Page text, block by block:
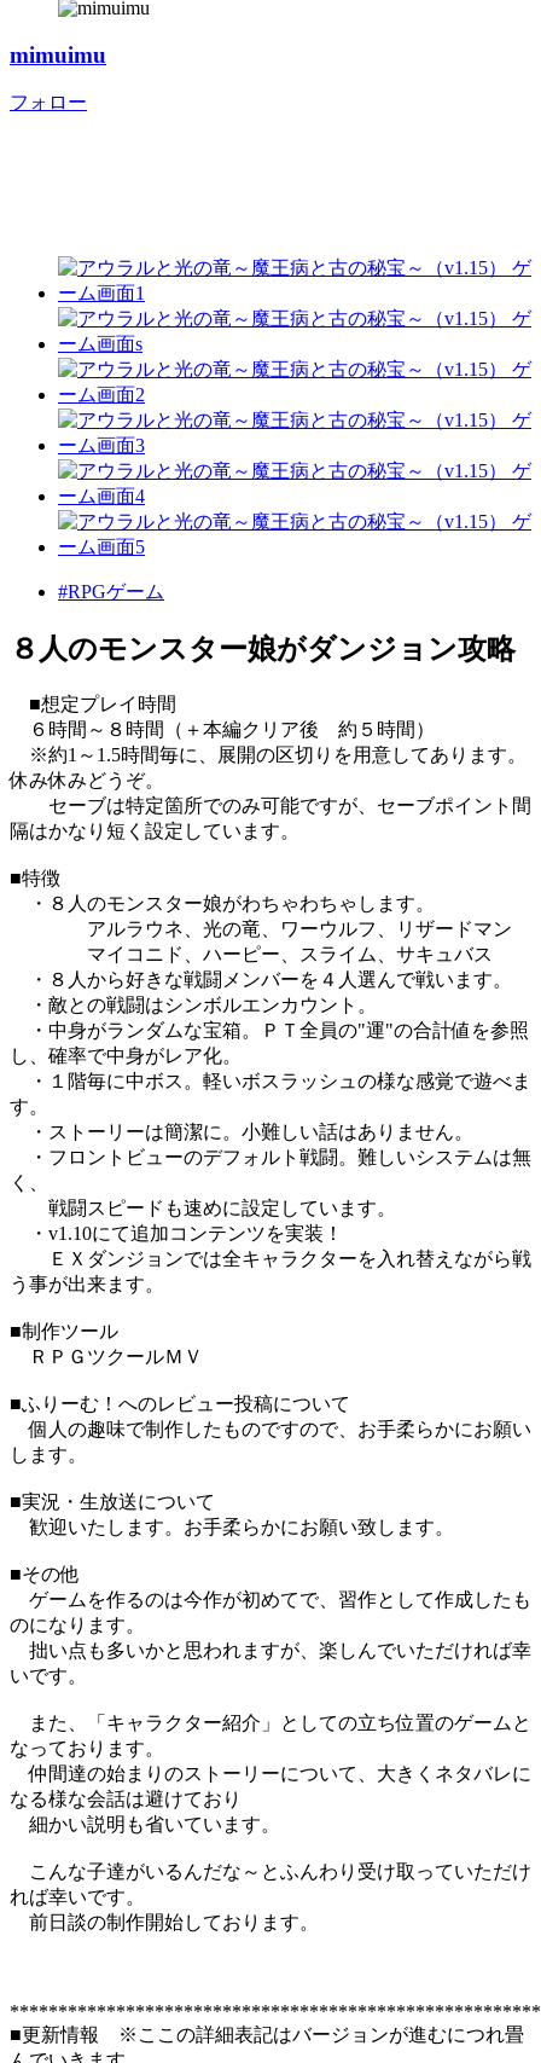
mimuimu
フォロー
#RPGゲーム
８人のモンスター娘がダンジョン攻略
■想定プレイ時間
６時間～８時間（＋本編クリア後 約５時間）
※約1～1.5時間毎に、展開の区切りを用意してあります。
休み休みどうぞ。
セーブは特定箇所でのみ可能ですが、セーブポイント間
隔はかなり短く設定しています。
■特徴
・８人のモンスター娘がわちゃわちゃします。
アルラウネ、光の竜、ワーウルフ、リザードマン
マイコニド、ハーピー、スライム、サキュバス
・８人から好きな戦闘メンバーを４人選んで戦います。
・敵との戦闘はシンボルエンカウント。
・中身がランダムな宝箱。ＰＴ全員の"運"の合計値を参照
し、確率で中身がレア化。
・１階毎に中ボス。軽いボスラッシュの様な感覚で遊べま
す。
・ストーリーは簡潔に。小難しい話はありません。
・フロントビューのデフォルト戦闘。難しいシステムは無
く、
戦闘スピードも速めに設定しています。
・v1.10にて追加コンテンツを実装！
ＥＸダンジョンでは全キャラクターを入れ替えながら戦
う事が出来ます。
■制作ツール
ＲＰＧツクールＭＶ
■ふりーむ！へのレビュー投稿について
個人の趣味で制作したものですので、お手柔らかにお願い
します。
■実況・生放送について
歓迎いたします。お手柔らかにお願い致します。
■その他
ゲームを作るのは今作が初めてで、習作として作成したも
のになります。
拙い点も多いかと思われますが、楽しんでいただければ幸
いです。
また、「キャラクター紹介」としての立ち位置のゲームと
なっております。
仲間達の始まりのストーリーについて、大きくネタバレに
なる様な会話は避けており
細かい説明も省いています。
こんな子達がいるんだな～とふんわり受け取っていただけ
れば幸いです。
前日談の制作開始しております。
■更新情報 ※ここの詳細表記はバージョンが進むにつれ畳